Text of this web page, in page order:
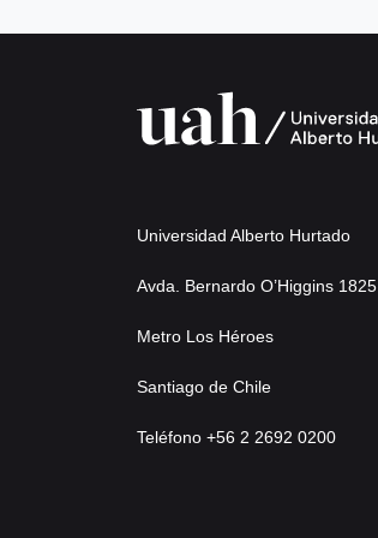
Universidad Alberto Hurtado
Avda. Bernardo O’Higgins 1825
Metro Los Héroes
Santiago de Chile
Teléfono +56 2 2692 0200